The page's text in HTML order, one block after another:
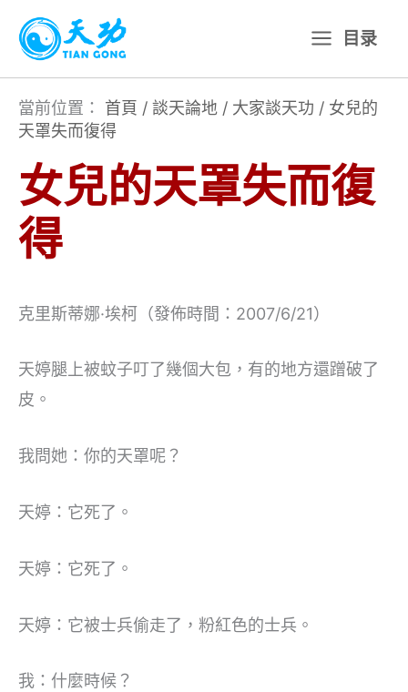
主
目录
當前位置： 首頁 / 談天論地 / 大家談天功 / 女兒的
天罩失而復得
女兒的天罩失而復
得
克里斯蒂娜·埃柯（發佈時間：2007/6/21）
天婷腿上被蚊子叮了幾個大包，有的地方還蹭破了
皮。
我問她：你的天罩呢？
天婷：它死了。
天婷：它死了。
天婷：它被士兵偷走了，粉紅色的士兵。
我：什麼時候？